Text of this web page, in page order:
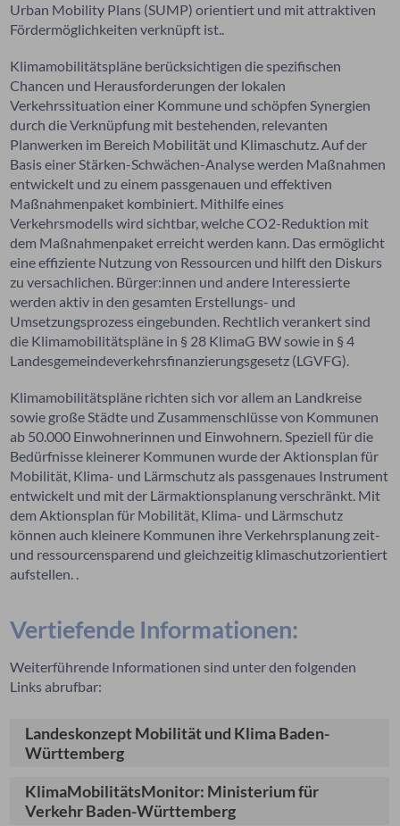
Urban Mobility Plans (SUMP) orientiert und mit attraktiven
Fördermöglichkeiten verknüpft ist..
Klimamobilitätspläne berücksichtigendie spezifischen
Chancen und Herausforderungen der lokalen
Verkehrssituationeiner Kommune und schöpfen Synergien
durch die Verknüpfung mit bestehenden, relevanten
Planwerken im Bereich Mobilität und Klimaschutz.Auf der
Basis einer Stärken-Schwächen-Analyse werden Maßnahmen
entwickelt und zu einem passgenauen und effektiven
Maßnahmenpaket kombiniert. Mithilfe eines
Verkehrsmodells wird sichtbar, welche CO2-Reduktion mit
dem Maßnahmenpaket erreicht werden kann. Das ermöglicht
eine effiziente Nutzung von Ressourcen und hilft den Diskurs
zu versachlichen. Bürger:innen und andere Interessierte
werden aktiv in den gesamten Erstellungs- und
Umsetzungsprozess eingebunden. Rechtlich verankert sind
die Klimamobilitätspläne in § 28 KlimaG BW sowie in § 4
Landesgemeindeverkehrsfinanzierungsgesetz (LGVFG).
Klimamobilitätspläne richten sich vor allem an Landkreise
sowie große Städte und Zusammenschlüsse von Kommunen
ab 50.000 Einwohnerinnen und Einwohnern. Speziell für die
Bedürfnisse kleinerer Kommunen wurde der Aktionsplan für
Mobilität, Klima- und Lärmschutz als passgenaues Instrument
entwickelt und mit der Lärmaktionsplanung verschränkt. Mit
dem Aktionsplan für Mobilität, Klima- und Lärmschutz
können auch kleinere Kommunen ihre Verkehrsplanung zeit-
und ressourcensparend und gleichzeitig klimaschutzorientiert
aufstellen. .
Vertiefende Informationen:
Weiterführende Informationen sind unter den folgenden
Links abrufbar:
Landeskonzept Mobilität und Klima Baden-
Württemberg
KlimaMobilitätsMonitor: Ministerium für
Verkehr Baden-Württemberg